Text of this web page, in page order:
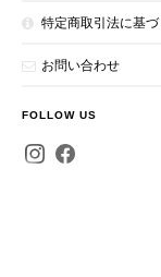
特定商取引法に基
お問い合わせ
FOLLOW US